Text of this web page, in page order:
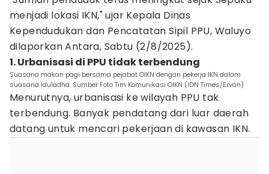
menjadi lokasi IKN," ujar Kepala Dinas
Kependudukan dan Pencatatan Sipil PPU, Waluyo
dilaporkan Antara, Sabtu (2/8/2025).
1. Urbanisasi di PPU tidak terbendung
Suasana makan pagi bersama pejabat OIKN dengan pekerja IKN dalam
suasana Iduladha. Sumber Foto Tim Komunikasi OIKN (IDN Times/Ervan)
Menurutnya, urbanisasi ke wilayah PPU tak
terbendung. Banyak pendatang dari luar daerah
datang untuk mencari pekerjaan di kawasan IKN.